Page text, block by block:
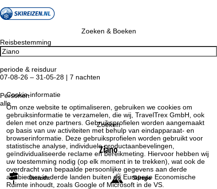
Cookie-informatie
Om onze website te optimaliseren, gebruiken we cookies om
gebruiksinformatie te verzamelen, die wij, TravelTrex GmbH, ook
delen met onze partners. Gebruiksprofielen worden aangemaakt
op basis van uw activiteiten met behulp van eindapparaat- en
browserinformatie. Deze gebruiksprofielen worden gebruikt voor
statistische analyse, individuele productaanbevelingen,
geïndividualiseerde reclame en bereikmeting. Hiervoor hebben wij
uw toestemming nodig (op elk moment in te trekken), wat ook de
overdracht van bepaalde persoonlijke gegevens aan derde
aanbieders in derde landen buiten de Europese Economische
Ruimte inhoudt, zoals Google of Microsoft in de VS.
Zoeken & Boeken
Reisbestemming
periode & reisduur
07-08-26 – 31-05-28 | 7 nachten
Personen
alle
Zoeken
Ziano
Overzicht Skiregio